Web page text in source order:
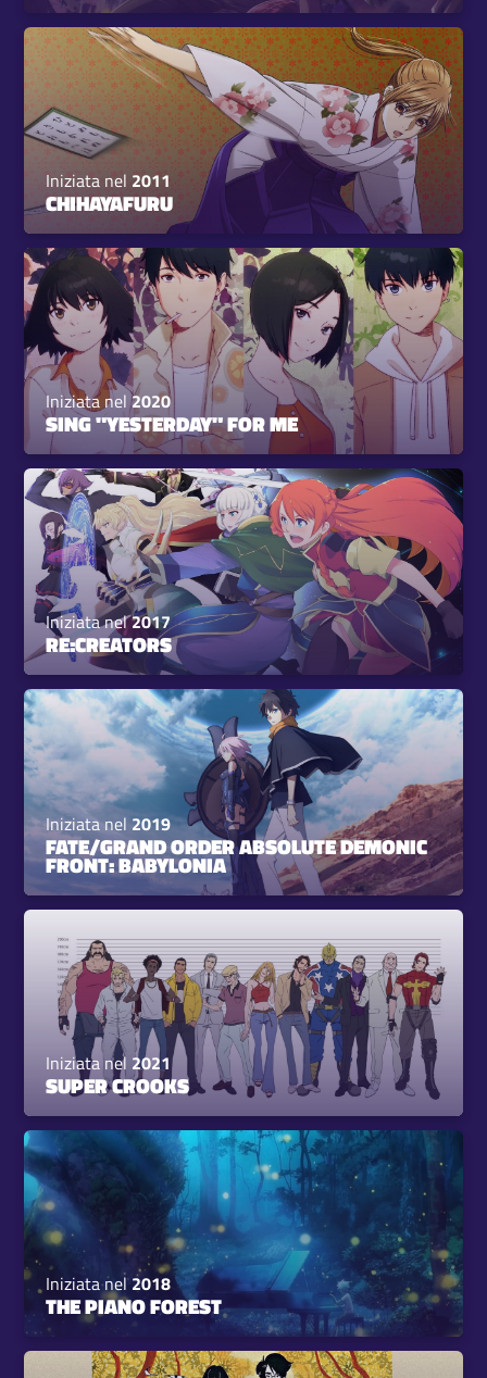
Iniziata nel 2011
CHIHAYAFURU
Iniziata nel2020
SING "YESTERDAY" FOR ME
Iniziata nel2017
RE:CREATORS
Iniziata nel2019
FATE/GRAND ORDER ABSOLUTE DEMONIC
FRONT: BABYLONIA
Iniziata nel 2021
SUPER CROOKS
Iniziata nel2018
THE PIANO FOREST